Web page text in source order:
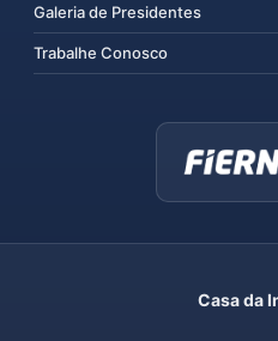
Galeria de Presidentes
Trabalhe Conosco
Casa da